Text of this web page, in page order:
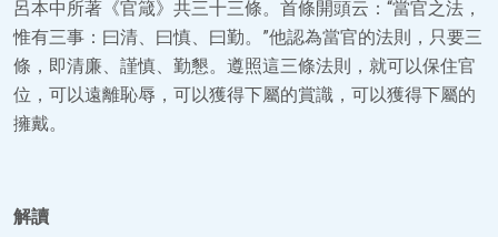
呂本中所著《官箴》共三十三條。首條開頭云：“當官之法，
惟有三事：曰清、曰慎、曰勤。”他認為當官的法則，只要三
條，即清廉、謹慎、勤懇。遵照這三條法則，就可以保住官
位，可以遠離恥辱，可以獲得下屬的賞識，可以獲得下屬的
擁戴。
解讀